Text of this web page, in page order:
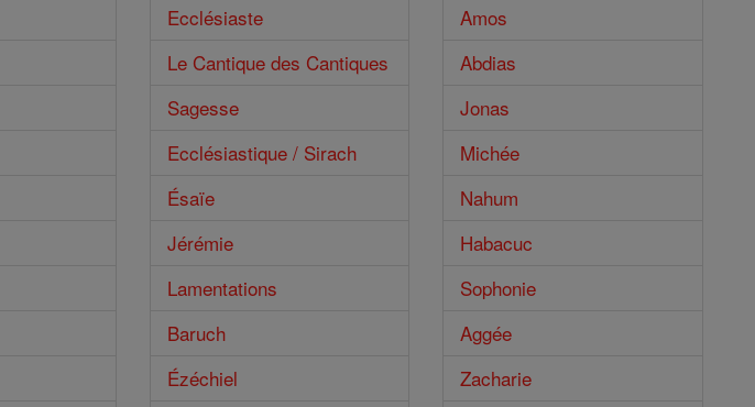
Ecclésiaste
Le Cantique des Cantiques
Sagesse
Ecclésiastique / Sirach
Ésaïe
Jérémie
Lamentations
Baruch
Ézéchiel
Amos
Abdias
Jonas
Michée
Nahum
Habacuc
Sophonie
Aggée
Zacharie